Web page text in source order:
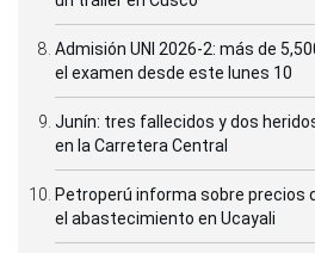
Admisión UNI 2026-2: más de
el examen desde este lunes 10
Junín: tres fallecidos y dos
en la Carretera Central
Petroperú informa sobre precios
el abastecimiento en Ucayali